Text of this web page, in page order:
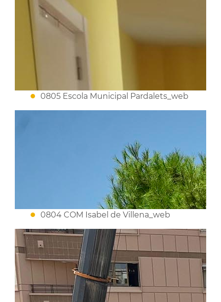
0805 Escola Municipal Pardalets_web
0804 COM Isabel de Villena_web